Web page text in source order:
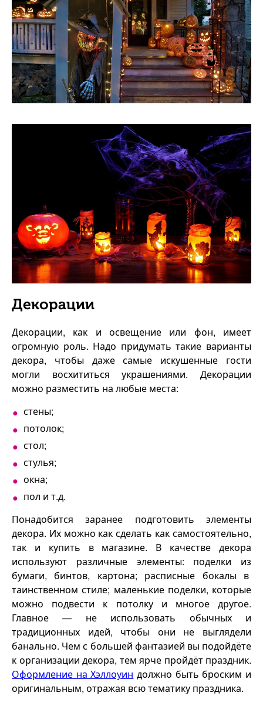
Декорации
Декорации, как и освещение или фон, имеет
огромную роль. Надо придумать такие варианты
декора, чтобы даже самые искушенные гости
могли восхититься украшениями. Декорации
можно разместить на любые места:
стены;
потолок;
стол;
стулья;
окна;
пол и т.д.
Понадобится заранее подготовить элементы
декора. Их можно как сделать как самостоятельно,
так и купить в магазине. В качестве декора
используют различные элементы: поделки из
бумаги, бинтов, картона; расписные бокалы в
таинственном стиле; маленькие поделки, которые
можно подвести к потолку и многое другое.
Главное — не использовать обычных и
традиционных идей, чтобы они не выглядели
банально. Чем с большей фантазией вы подойдёте
к организации декора, тем ярче пройдёт праздник.
Оформление на Хэллоуин должно быть броским и
оригинальным, отражая всю тематику праздника.